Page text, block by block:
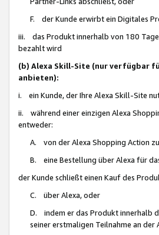
F. der Kunde erwirbt ein Digitales
iii. das Produkt innerhalb von 180
bezahlt wird
(b) Alexa Skill-Site (nur verfügbar
anbieten):
i. ein Kunde, der Ihre Alexa Skill-Site
ii. während einer einzigen Alexa
entweder:
A. von der Alexa Shopping Action
B. eine Bestellung über Alexa für
der Kunde schließt einen Kauf des
C. über Alexa, oder
D. indem er das Produkt innerhalb
seiner erstmaligen Teilnahme an